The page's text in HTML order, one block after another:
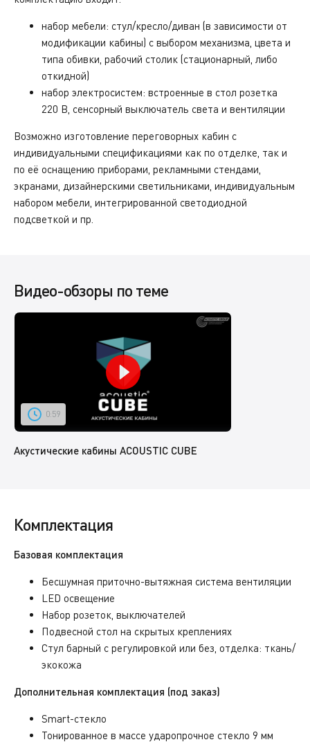
набор мебели: стул/кресло/диван (в зависимости от
модификации кабины) с выбором механизма, цвета и
типа обивки, рабочий столик (стационарный, либо
откидной)
набор электросистем: встроенные в стол розетка
220 В, сенсорный выключатель света и вентиляции
Возможно изготовление переговорных кабин с
индивидуальными спецификациями как по отделке, так и
по её оснащению приборами, рекламными стендами,
экранами, дизайнерскими светильниками, индивидуальным
набором мебели, интегрированной светодиодной
подсветкой и пр.
Видео-обзоры по теме
0:59
Акустические кабины ACOUSTIC CUBE
Комплектация
Базовая комплектация
Бесшумная приточно-вытяжная система вентиляции
LED освещение
Набор розеток, выключателей
Подвесной стол на скрытых креплениях
Стул барный с регулировкой или без, отделка: ткань/
экокожа
Дополнительная комплектация (под заказ)
Smart-стекло
Тонированное в массе ударопрочное стекло 9 мм